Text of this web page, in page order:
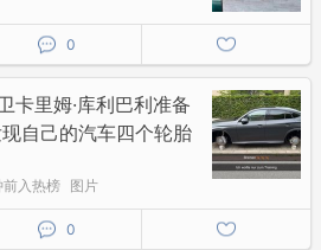
0
里姆·库利巴利准备
自己的汽车四个轮胎
入热榜 图片
0